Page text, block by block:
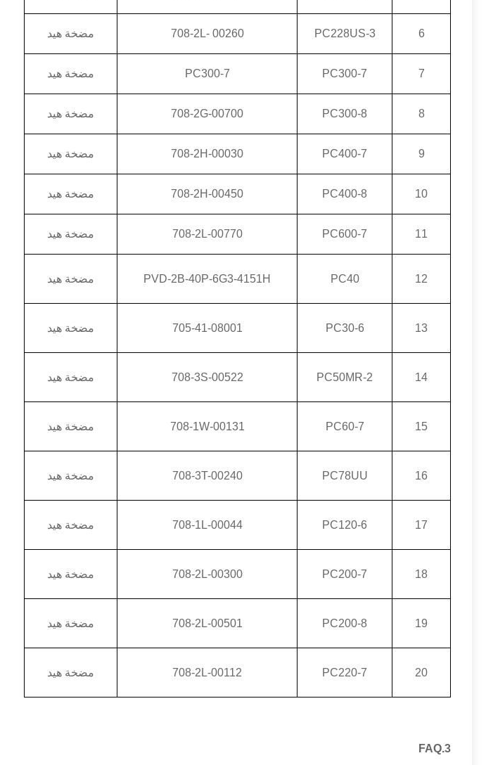
6
PC228US-3
708-2L- 00260 مضخة هيد
7
PC300-7
PC300-7 مضخة هيد
8
PC300-8
708-2G-00700 مضخة هيد
9
PC400-7
708-2H-00030 مضخة هيد
10
PC400-8
708-2H-00450 مضخة هيد
11
PC600-7
708-2L-00770 مضخة هيد
12
PC40
PVD-2B-40P-6G3-4151H مضخة هيد
13
PC30-6
705-41-08001 مضخة هيد
14
PC50MR-2
708-3S-00522 مضخة هيد
15
PC60-7
708-1W-00131 مضخة هيد
16
PC78UU
708-3T-00240 مضخة هيد
17
PC120-6
708-1L-00044 مضخة هيد
18
PC200-7
708-2L-00300 مضخة هيد
19
PC200-8
708-2L-00501 مضخة هيد
20
PC220-7
708-2L-00112 مضخة هيد
3.FAQ